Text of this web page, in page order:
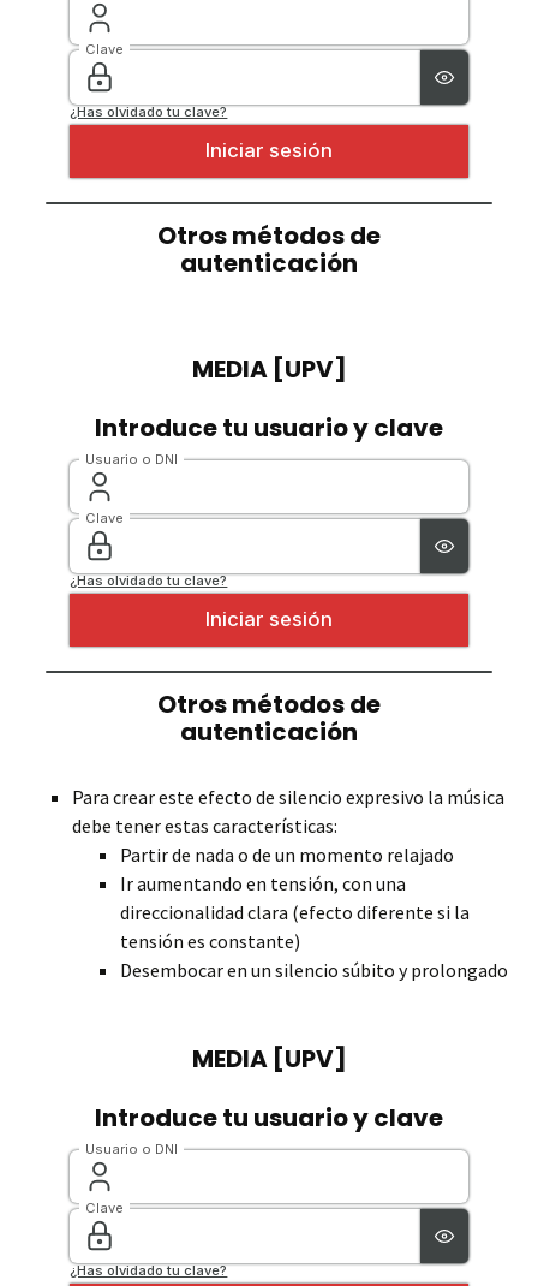
Para crear este efecto de silencio expresivo la música
debe tener estas características:
Partir de nada o de un momento relajado
Ir aumentando en tensión, con una
direccionalidad clara (efecto diferente si la
tensión es constante)
Desembocar en un silencio súbito y prolongado